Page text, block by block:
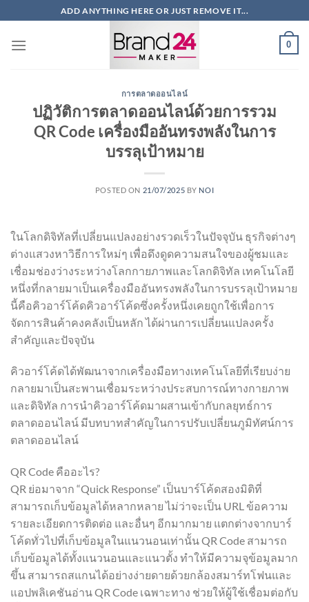
ไป
ADD ANYTHING HERE OR JUST REMOVE IT...
0
การตลาดออนไลน์
ปฏิวัติการตลาดออนไลน์ด้วยการรวม
QR Code เครื่องมืออันทรงพลังในการ
บรรลุเป้าหมาย
POSTED ON 21/07/2025 BY NOI
ในโลกดิจิทัลที่เปลี่ยนแปลงอย่างรวดเร็วในปัจจุบัน ธุรกิจต่างๆ
ต่างแสวงหาวิธีการใหม่ๆ เพื่อดึงดูดความสนใจของผู้ชมและ
เชื่อมช่องว่างระหว่างโลกกายภาพและโลกดิจิทัล เทคโนโลยี
หนึ่งที่กลายมาเป็นเครื่องมืออันทรงพลังในการบรรลุเป้าหมาย
นี้คือคิวอาร์โค้ดคิวอาร์โค้ดซึ่งครั้งหนึ่งเคยถูกใช้เพื่อการ
จัดการสินค้าคงคลังเป็นหลัก ได้ผ่านการเปลี่ยนแปลงครั้ง
สำคัญและปัจจุบัน
คิวอาร์โค้ดได้พัฒนาจากเครื่องมือทางเทคโนโลยีที่เรียบง่าย
กลายมาเป็นสะพานเชื่อมระหว่างประสบการณ์ทางกายภาพ
และดิจิทัล การนำคิวอาร์โค้ดมาผสานเข้ากับกลยุทธ์การ
ตลาดออนไลน์ มีบทบาทสำคัญในการปรับเปลี่ยนภูมิทัศน์การ
ตลาดออนไลน์
QR Code คืออะไร?
QR ย่อมาจาก “Quick Response” เป็นบาร์โค้ดสองมิติที่
สามารถเก็บข้อมูลได้หลากหลาย ไม่ว่าจะเป็น URL ข้อความ
รายละเอียดการติดต่อ และอื่นๆ อีกมากมาย แตกต่างจากบาร์
โค้ดทั่วไปที่เก็บข้อมูลในแนวนอนเท่านั้น QR Code สามารถ
เก็บข้อมูลได้ทั้งแนวนอนและแนวตั้ง ทำให้มีความจุข้อมูลมาก
ขึ้น สามารถสแกนได้อย่างง่ายดายด้วยกล้องสมาร์ทโฟนและ
แอปพลิเคชันอ่าน QR Code เฉพาะทาง ช่วยให้ผู้ใช้เชื่อมต่อกับ